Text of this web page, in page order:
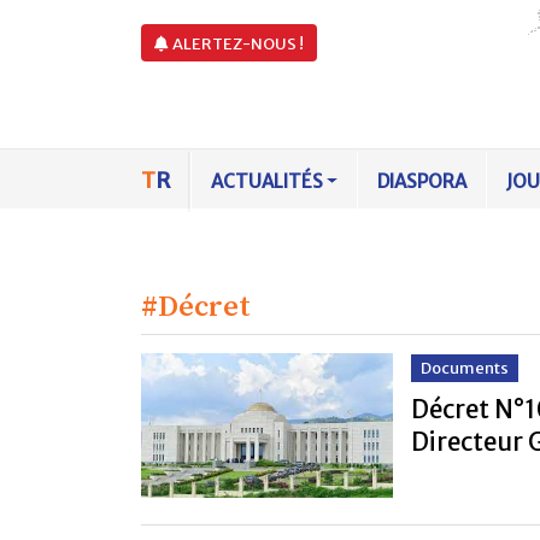
ALERTEZ-NOUS !
TR ACTUALITÉS DIASPORA
#Décret
Documents
Décret
Directeur